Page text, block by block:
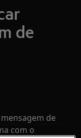
de
de
com o